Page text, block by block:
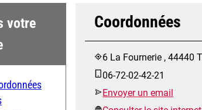
votre
Coordonnées
6 La Fournerie , 44440
06-72-02-42-21
Envoyer un email